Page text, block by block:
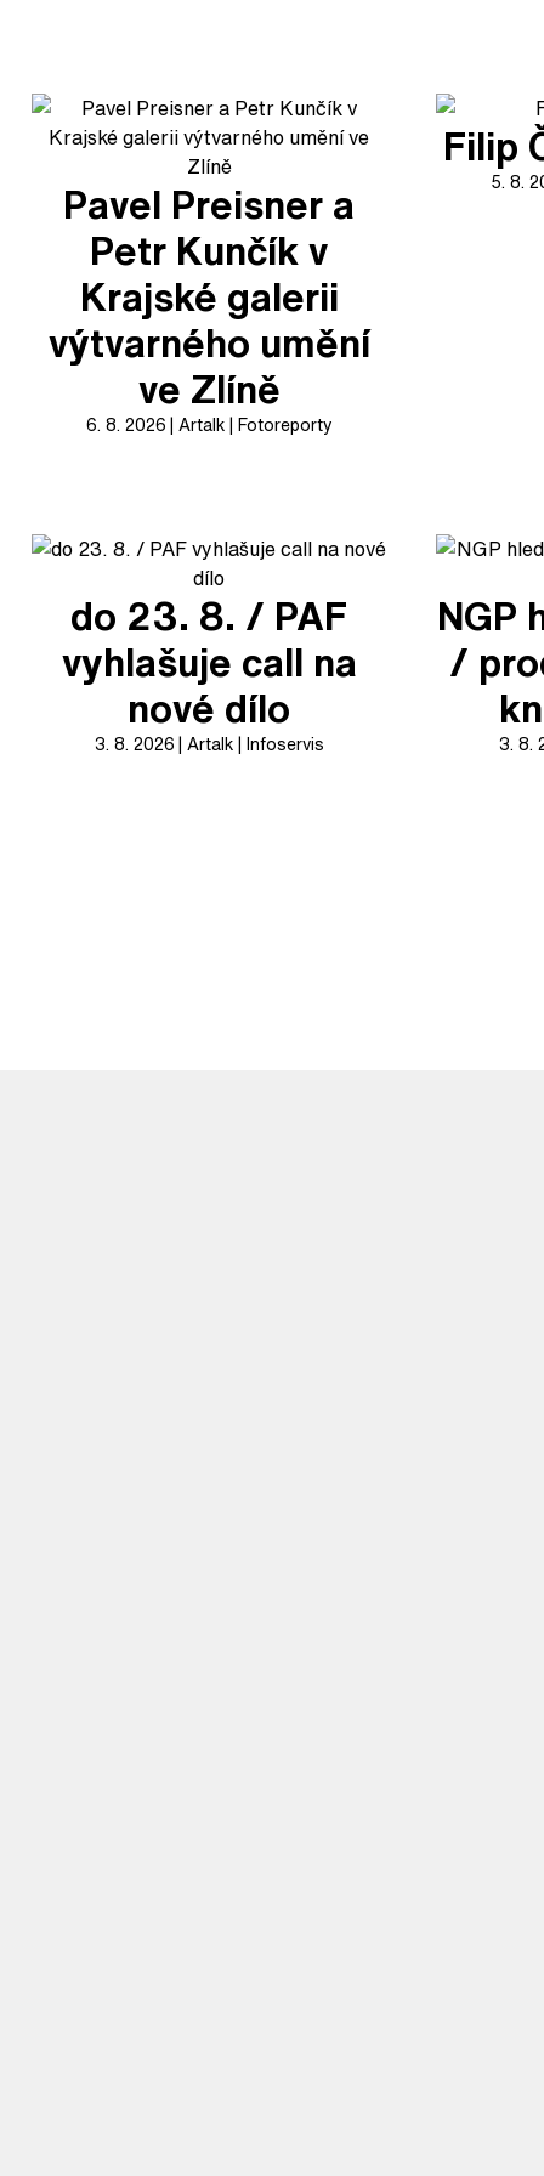
Pavel Preisner a
Petr Kunčík v
Krajské galerii
výtvarného umění
ve Zlíně
6. 8. 2026 Artalk Fotoreporty
Filip
5. 8.
do 23. 8. / PAF
vyhlašuje call na
nové dílo
3. 8. 2026 Artalk Infoservis
NGP
/
3. 8.